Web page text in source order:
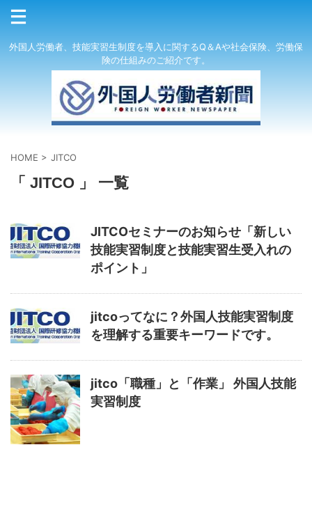
外国人労働者、技能実習生制度を導入に関するQ＆Aや社会保険、労働保
険の仕組みのご紹介です。
HOME > JITCO
「 JITCO 」 一覧
JITCOセミナーのお知らせ「新しい
技能実習制度と技能実習生受入れの
ポイント」
jitcoってなに？外国人技能実習制度
を理解する重要キーワードです。
jitco「職種」と「作業」 外国人技能
実習制度